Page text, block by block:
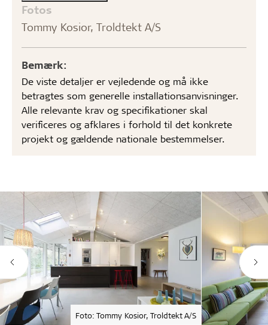
Fotos
Tommy Kosior, Troldtekt A/S
Bemærk:
De viste detaljer er vejledende og må ikke
betragtes som generelle installationsanvisninger.
Alle relevante krav og specifikationer skal
verificeres og afklares i forhold til det konkrete
projekt og gældende nationale bestemmelser.
Foto: Tommy Kosior, Troldtekt A/S